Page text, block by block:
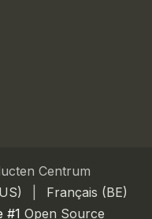
Centrum
Français (BE)
#1 Open Source